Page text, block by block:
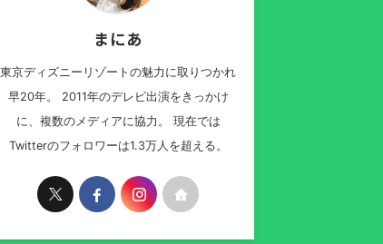
まにあ
東京ディズニーリゾートの魅力に取りつかれ
早20年。 2011年のデレビ出演をきっかけ
に、複数のメディアに協力。 現在では
Twitterのフォロワーは1.3万人を超える。